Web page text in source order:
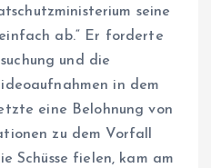
seine
ab.“ Er forderte
und die
in dem
eine Belohnung von
zu dem Vorfall
Schüsse fielen, kam am